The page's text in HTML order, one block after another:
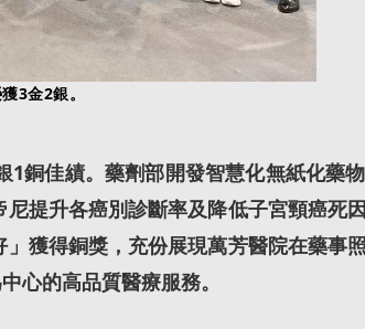
3金2銀。
佳績。藥劑部開發智慧化無紙化藥
提升各癌別診斷率及降低子宮頸癌死
獲得銅獎，充份展現萬芳醫院在藥事
心的高品質醫療服務。